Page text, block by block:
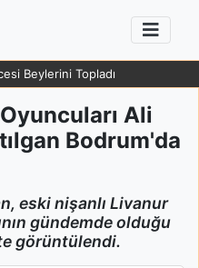
Beylerini Topladı
Ali
Bodrum'da
eski nişanlı Livanur
gündemde olduğu
görüntülendi.